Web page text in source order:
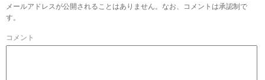
メールアドレスが公開されることはありません。なお、コメントは承認制で
す。
コメント